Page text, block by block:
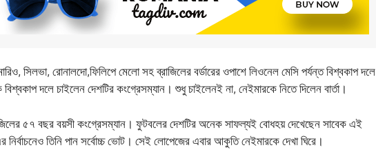
সিলভা, রোনালদো,ফিলিপে মেলো সহ ব্রাজিলের বর্ডারের ওপাশে লিওনেল মেসি পর্যন্ত বিশ্বকাপ দলে
দলে চাইলেন দেশটির কংগ্রেসম্যান। শুধু চাইলেনই না, নেইমারকে নিতে দিলেন বার্তা।
৫৭ বছর বয়সী কংগ্রেসম্যান। ফুটবলের দেশটির অনেক সাফল্যই বোধহয় দেখেছেন সাবেক এই
নির্বাচনেও তিনি পান সর্বোচ্চ ভোট। সেই লোপেজের এবার আকুতি নেইমারকে দেখা ঘিরে।